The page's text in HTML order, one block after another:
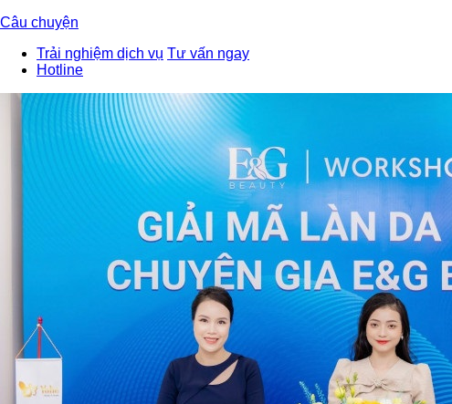
Câu chuyện
Trải nghiệm dịch vụ Tư vấn ngay
Hotline